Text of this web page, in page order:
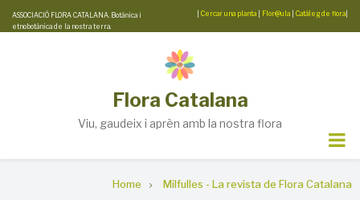
Skip
to
ASSOCIACIÓ FLORA CATALANA. Botànica i
etnobotànica de la nostra terra.
Cercar una planta Flor@ula Catàleg de flora
Flora Catalana
Viu, gaudeix i aprèn amb la nostra flora
Home Milfulles - La revista de Flora Catalana